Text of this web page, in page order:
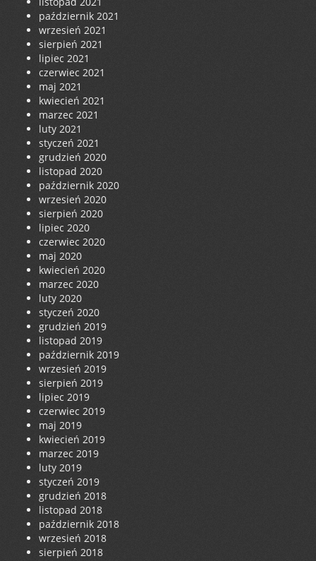
październik 2021
wrzesień 2021
sierpień 2021
lipiec 2021
czerwiec 2021
maj 2021
kwiecień 2021
marzec 2021
luty 2021
styczeń 2021
grudzień 2020
listopad 2020
październik 2020
wrzesień 2020
sierpień 2020
lipiec 2020
czerwiec 2020
maj 2020
kwiecień 2020
marzec 2020
luty 2020
styczeń 2020
grudzień 2019
listopad 2019
październik 2019
wrzesień 2019
sierpień 2019
lipiec 2019
czerwiec 2019
maj 2019
kwiecień 2019
marzec 2019
luty 2019
styczeń 2019
grudzień 2018
listopad 2018
październik 2018
wrzesień 2018
sierpień 2018